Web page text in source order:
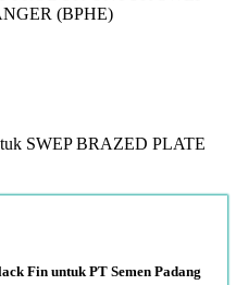
(BPHE)
SWEP BRAZED PLATE
Fin untuk PT Semen Padang